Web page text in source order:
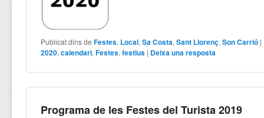
Publicat dins de Festes, Local,Sa Costa,Sant Llorenç,Son Carrió |
2020,calendari,Festes,festius | Deixa una resposta
Programa de les Festes del Turista 2019